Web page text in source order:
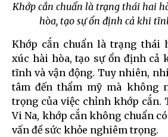
Khớp cắn chuẩn là trạng thái hai
hòa, tạo sự ổn định cả khi
Khớp cắn chuẩn là trạng thái
xúc hài hòa, tạo sự ổn định cả
tĩnh và vận động. Tuy nhiên,
tâm đến thẩm mỹ mà không
trọng của việc chỉnh khớp cắn.
Vi Na, khớp cắn không chuẩn
vấn đề sức khỏe nghiêm trọng.